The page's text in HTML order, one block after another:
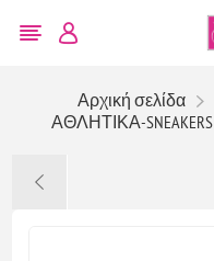
Αρχική σελίδα
ΑΘΛΗΤΙΚΑ-SNEAKERS